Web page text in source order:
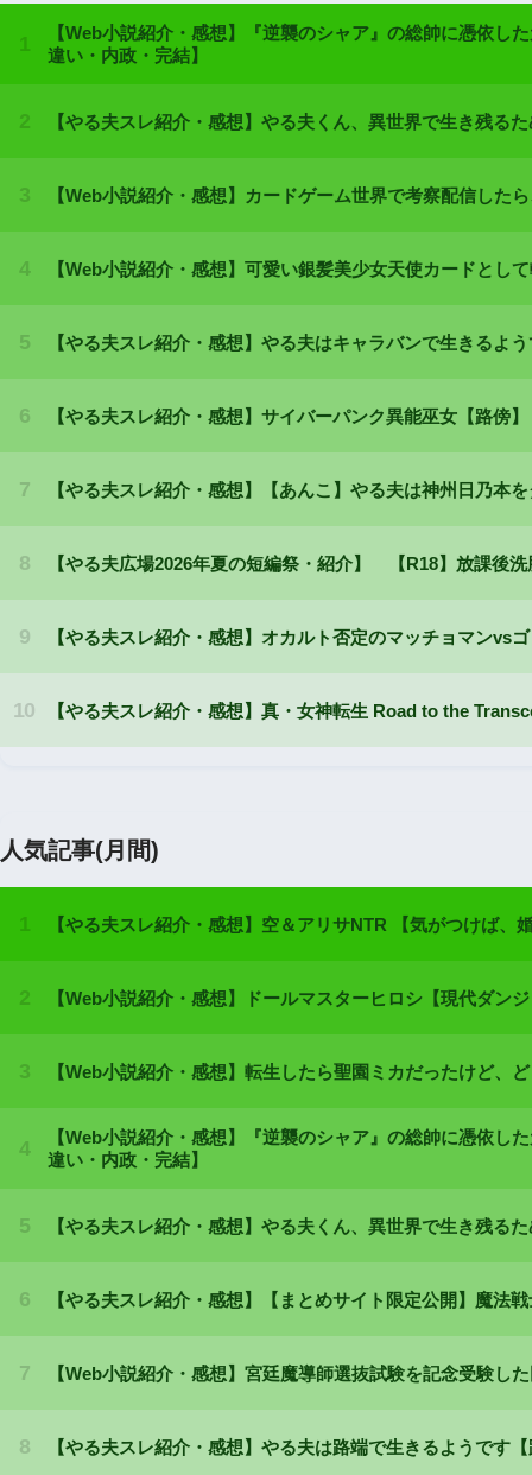
人気記事(月間)